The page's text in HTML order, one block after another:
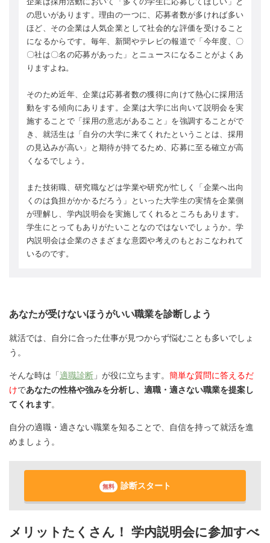
の思いがあります。理由の一つに、応募者数が多ければ多い
ほど、その企業は人気企業として社会的な評価を受けること
になるからです。毎年、新聞やテレビの報道で「今年度、〇
〇社は〇名の応募があった」とニュースになることがよくあ
りますよね。
そのため近年、企業は応募者数の獲得に向けて熱心に採用活
動をする傾向にあります。企業は大学に出向いて説明会を実
施することで「採用の意志があること」を強調することがで
き、就活生は「自分の大学に来てくれたということは、採用
の見込みが高い」と期待が持てるため、応募に至る確立が高
くなるでしょう。
また技術職、研究職などは学業や研究が忙しく「企業へ出向
くのは負担がかかるだろう」といった大学生の実情を企業側
が理解し、学内説明会を実施してくれるところもあります。
学生にとってもありがたいことなのではないでしょうか。学
内説明会は企業のさまざまな意図や考えのもとおこなわれて
いるのです。
あなたが受けないほうがいい職業を診断しよう
就活では、自分に合った仕事が見つからず悩むことも多いでしょ
う。
そんな時は「適職診断 」が役に立ちます。 簡単な質問に答えるだ
けであなたの性格や強みを分析し、適職・適さない職業を提案し
てくれます。
自分の適職・適さない職業を知ることで、自信を持って就活を進
めましょう。
無料 診断スタート
メリットたくさん！ 学内説明会に参加すべ